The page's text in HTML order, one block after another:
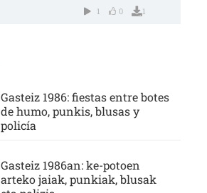
1 0 1
Gasteiz 1986: fiestas entre botes
de humo, punkis, blusas y
policía
Gasteiz 1986an: ke-potoen
arteko jaiak, punkiak, blusak